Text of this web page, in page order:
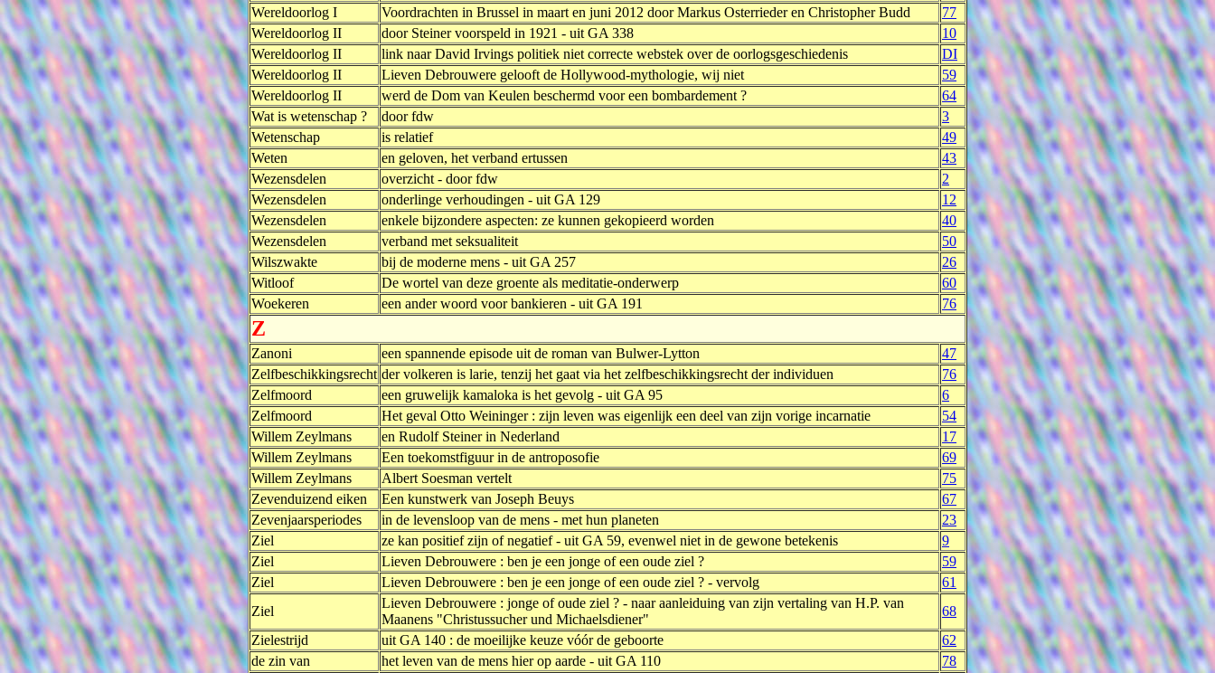
Wereldoorlog I
Voordrachten in Brussel in maart en juni 2012 door Markus Osterrieder en Christopher Budd
77
Wereldoorlog II
door Steiner voorspeld in 1921 - uit GA 338
10
Wereldoorlog II
link naar David Irvings politiek niet correcte webstek over de oorlogsgeschiedenis
DI
Wereldoorlog II
Lieven Debrouwere gelooft de Hollywood-mythologie, wij niet
59
Wereldoorlog II
werd de Dom van Keulen beschermd voor een bombardement ?
64
Wat is wetenschap ?
door fdw
3
Wetenschap
is relatief
49
Weten
en geloven, het verband ertussen
43
Wezensdelen
overzicht - door fdw
2
Wezensdelen
onderlinge verhoudingen - uit GA 129
12
Wezensdelen
enkele bijzondere aspecten: ze kunnen gekopieerd worden
40
Wezensdelen
verband met seksualiteit
50
Wilszwakte
bij de moderne mens - uit GA 257
26
Witloof
De wortel van deze groente als meditatie-onderwerp
60
Woekeren
een ander woord voor bankieren - uit GA 191 76
Z
Zanoni een spannende episode uit de roman van Bulwer-Lytton
47
Zelfbeschikkingsrecht der volkeren is larie, tenzij het gaat via het zelfbeschikkingsrecht der individuen
76
Zelfmoord
een gruwelijk kamaloka is het gevolg - uit GA 95
6
Zelfmoord
Het geval Otto Weininger : zijn leven was eigenlijk een deel van zijn vorige incarnatie
54
Willem Zeylmans
en Rudolf Steiner in Nederland
17
Willem Zeylmans
Een toekomstfiguur in de antroposofie
69
Willem Zeylmans
Albert Soesman vertelt
75
Zevenduizend eiken
Een kunstwerk van Joseph Beuys
67
Zevenjaarsperiodes
in de levensloop van de mens - met hun planeten
23
Ziel
ze kan positief zijn of negatief - uit GA 59, evenwel niet in de gewone betekenis
9
Ziel
Lieven Debrouwere : ben je een jonge of een oude ziel ?
59
Ziel
Lieven Debrouwere : ben je een jonge of een oude ziel ? - vervolg
61
Ziel
Lieven Debrouwere : jonge of oude ziel ? - naar aanleiduing van zijn vertaling van H.P. van
Maanens "Christussucher und Michaelsdiener"
68
Zielestrijd
uit GA 140 : de moeilijke keuze vóór de geboorte
62
de zin van
het leven van de mens hier op aarde - uit GA 110 78